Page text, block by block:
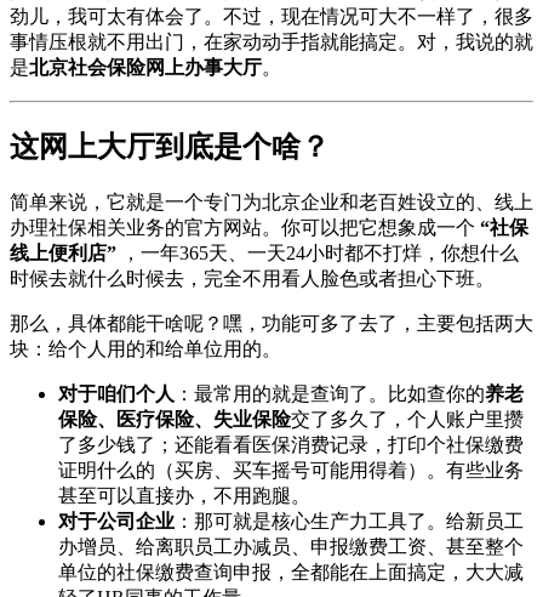
劲儿，我可太有体会了。不过，现在情况可大不一样了，很多
事情压根就不用出门，在家动动手指就能搞定。对，我说的就
是北京社会保险网上办事大厅。
这网上大厅到底是个啥？
简单来说，它就是一个专门为北京企业和老百姓设立的、线上
办理社保相关业务的官方网站。你可以把它想象成一个 “社保
线上便利店” ，一年365天、一天24小时都不打烊，你想什么
时候去就什么时候去，完全不用看人脸色或者担心下班。
那么，具体都能干啥呢？嘿，功能可多了去了，主要包括两大
块：给个人用的和给单位用的。
对于咱们个人 ：最常用的就是查询了。比如查你的养老
保险、医疗保险、失业保险交了多久了，个人账户里攒
了多少钱了；还能看看医保消费记录，打印个社保缴费
证明什么的（买房、买车摇号可能用得着）。有些业务
甚至可以直接办，不用跑腿。
对于公司企业 ：那可就是核心生产力工具了。给新员工
办增员、给离职员工办减员、申报缴费工资、甚至整个
单位的社保缴费查询申报，全都能在上面搞定，大大减